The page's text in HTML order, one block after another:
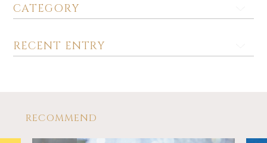
CATEGORY
RECENT ENTRY
RECOMMEND